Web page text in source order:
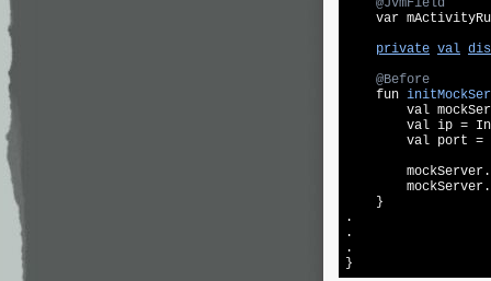
@JvmField
var
private val
@Before
fun
val
val ip =
        val port =
    }
.
.
.